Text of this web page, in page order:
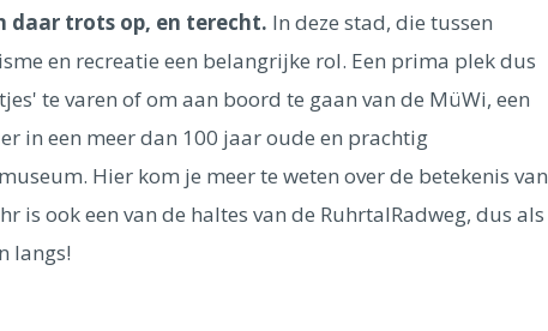
daar trots op, en terecht. In deze stad, die tussen
en recreatie een belangrijke rol. Een prima plek dus
te varen of om aan boord te gaan van de MüWi, een
in een meer dan 100 jaar oude en prachtig
Hier kom je meer te weten over de betekenis van
is ook een van de haltes van de RuhrtalRadweg, dus als
langs!